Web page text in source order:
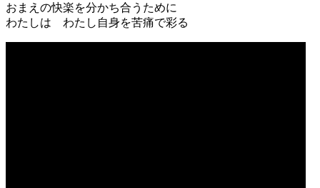
おまえの快楽を分かち合うために
わたしは わたし自身を苦痛で彩る